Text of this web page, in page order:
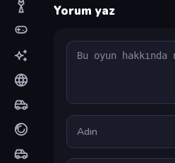
Yorum yaz
Yorum
Ad